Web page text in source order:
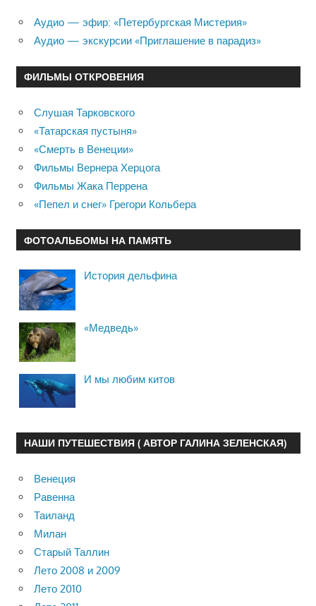
Аудио — эфир: «Петербургская Мистерия»
Аудио — экскурсии «Приглашение в парадиз»
ФИЛЬМЫ ОТКРОВЕНИЯ
Слушая Тарковского
«Татарская пустыня»
«Смерть в Венеции»
Фильмы Вернера Херцога
Фильмы Жака Перрена
«Пепел и снег» Грегори Кольбера
ФОТОАЛЬБОМЫ НА ПАМЯТЬ
История дельфина
«Медведь»
И мы любим китов
НАШИ ПУТЕШЕСТВИЯ ( АВТОР ГАЛИНА ЗЕЛЕНСКАЯ)
Венеция
Равенна
Таиланд
Милан
Старый Таллин
Лето 2008 и 2009
Лето 2010